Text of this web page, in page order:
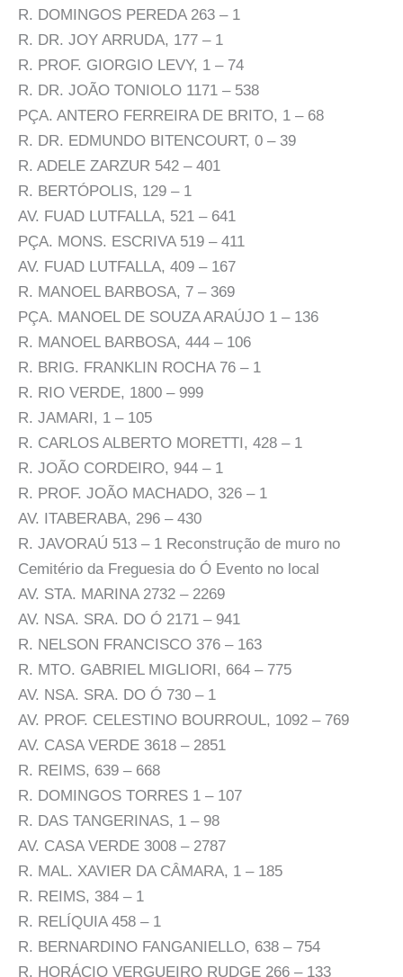
R. DOMINGOS PEREDA 263 – 1
R. DR. JOY ARRUDA, 177 – 1
R. PROF. GIORGIO LEVY, 1 – 74
R. DR. JOÃO TONIOLO 1171 – 538
PÇA. ANTERO FERREIRA DE BRITO, 1 – 68
R. DR. EDMUNDO BITENCOURT, 0 – 39
R. ADELE ZARZUR 542 – 401
R. BERTÓPOLIS, 129 – 1
AV. FUAD LUTFALLA, 521 – 641
PÇA. MONS. ESCRIVA 519 – 411
AV. FUAD LUTFALLA, 409 – 167
R. MANOEL BARBOSA, 7 – 369
PÇA. MANOEL DE SOUZA ARAÚJO 1 – 136
R. MANOEL BARBOSA, 444 – 106
R. BRIG. FRANKLIN ROCHA 76 – 1
R. RIO VERDE, 1800 – 999
R. JAMARI, 1 – 105
R. CARLOS ALBERTO MORETTI, 428 – 1
R. JOÃO CORDEIRO, 944 – 1
R. PROF. JOÃO MACHADO, 326 – 1
AV. ITABERABA, 296 – 430
R. JAVORAÚ 513 – 1 Reconstrução de muro no
Cemitério da Freguesia do Ó Evento no local
AV. STA. MARINA 2732 – 2269
AV. NSA. SRA. DO Ó 2171 – 941
R. NELSON FRANCISCO 376 – 163
R. MTO. GABRIEL MIGLIORI, 664 – 775
AV. NSA. SRA. DO Ó 730 – 1
AV. PROF. CELESTINO BOURROUL, 1092 – 769
AV. CASA VERDE 3618 – 2851
R. REIMS, 639 – 668
R. DOMINGOS TORRES 1 – 107
R. DAS TANGERINAS, 1 – 98
AV. CASA VERDE 3008 – 2787
R. MAL. XAVIER DA CÂMARA, 1 – 185
R. REIMS, 384 – 1
R. RELÍQUIA 458 – 1
R. BERNARDINO FANGANIELLO, 638 – 754
R. HORÁCIO VERGUEIRO RUDGE 266 – 133